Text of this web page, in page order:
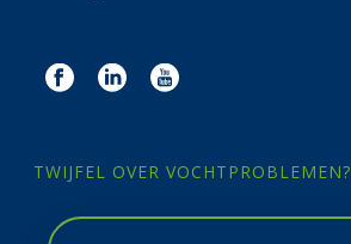
TWIJFEL OVER VOCHTPROBLEMEN?